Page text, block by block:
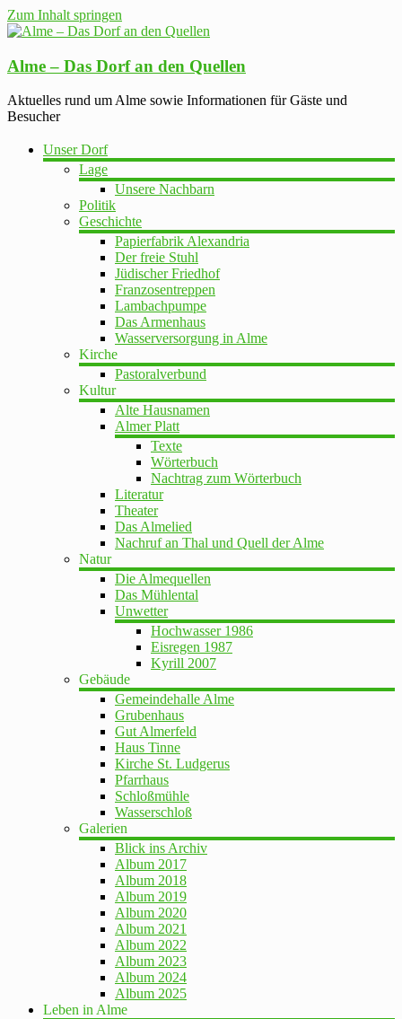
Zum Inhalt springen
Alme – Das Dorf an den Quellen
Aktuelles rund um Alme sowie Informationen für Gäste und
Besucher
Unser Dorf
Lage
Unsere Nachbarn
Politik
Geschichte
Papierfabrik Alexandria
Der freie Stuhl
Jüdischer Friedhof
Franzosentreppen
Lambachpumpe
Das Armenhaus
Wasserversorgung in Alme
Kirche
Pastoralverbund
Kultur
Alte Hausnamen
Almer Platt
Texte
Wörterbuch
Nachtrag zum Wörterbuch
Literatur
Theater
Das Almelied
Nachruf an Thal und Quell der Alme
Natur
Die Almequellen
Das Mühlental
Unwetter
Hochwasser 1986
Eisregen 1987
Kyrill 2007
Gebäude
Gemeindehalle Alme
Grubenhaus
Gut Almerfeld
Haus Tinne
Kirche St. Ludgerus
Pfarrhaus
Schloßmühle
Wasserschloß
Galerien
Blick ins Archiv
Album 2017
Album 2018
Album 2019
Album 2020
Album 2021
Album 2022
Album 2023
Album 2024
Album 2025
Leben in Alme